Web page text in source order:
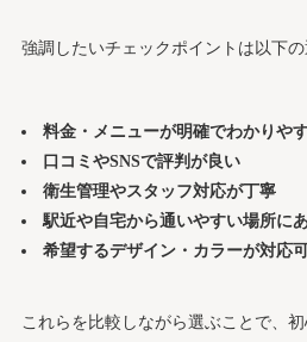
強調したいチェックポイントは以下の
料金・メニューが明確でわかりや
口コミやSNSで評判が良い
衛生管理やスタッフ対応が丁寧
駅近や自宅から通いやすい場所に
希望するデザイン・カラーが対応
これらを比較しながら選ぶことで、